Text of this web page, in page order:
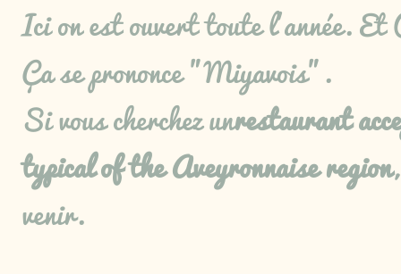
Ici on est ouvert toute l'année.
Ça se prononce "Miyavois".
Si vous cherchez unrestaurant
typical of the Aveyronnaise region
venir.